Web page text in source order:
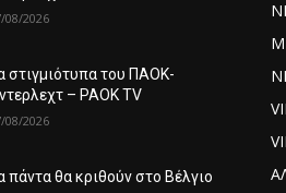
08/2026
στιγμιότυπα του ΠΑΟΚ-
– PAOK TV
08/2026
πάντα θα κριθούν στο Βέλγιο